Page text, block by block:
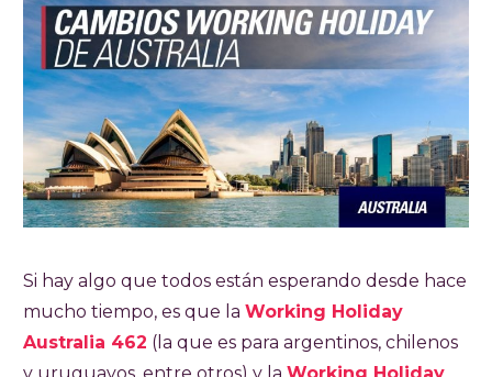
Si hay algo que todos están esperando desde hace
mucho tiempo, es que la Working Holiday
Australia 462 (la que es para argentinos, chilenos